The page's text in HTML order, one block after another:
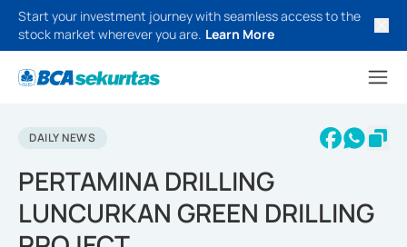
Start your investment journey with seamless access to the
stock market wherever you are. Learn More
DAILY NEWS
PERTAMINA DRILLING
LUNCURKAN GREEN DRILLING